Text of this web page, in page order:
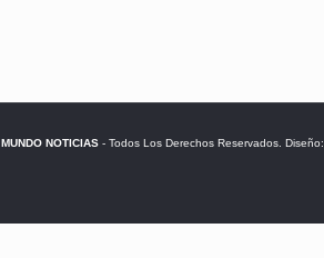
MUNDO NOTICIAS- Todos Los Derechos Reservados. Diseño: